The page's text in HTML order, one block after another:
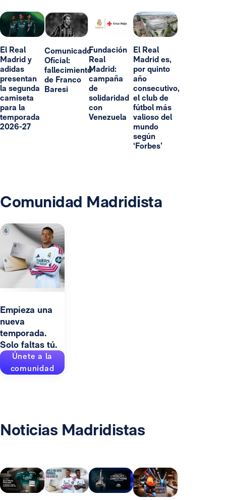
El Real
Madrid y
adidas
presentan
la segunda
camiseta
para la
temporada
2026-27
Comunicado
Oficial:
fallecimiento
de Franco
Baresi
Fundación
Real
Madrid:
campaña
de
solidaridad
con
Venezuela
El Real
Madrid es,
por quinto
año
consecutivo,
el club de
fútbol más
valioso del
mundo
según
‘Forbes’
Comunidad Madridista
Empieza una
nueva
temporada.
Solo faltas tú.
Únete a la
comunidad
Noticias Madridistas